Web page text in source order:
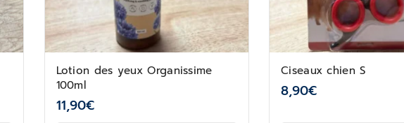
Lotion des yeux Organissime
100ml
11,90€
Ciseaux chien S
8,90€